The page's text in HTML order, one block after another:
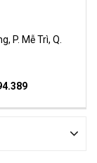
P. Mễ Trì, Q.